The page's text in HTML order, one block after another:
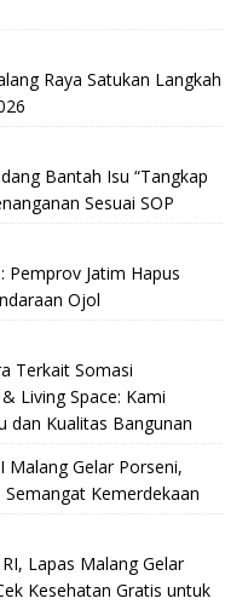
Raya Satukan Langkah
Bantah Isu “Tangkap
Sesuai SOP
Pemprov Jatim Hapus
Ojol
Terkait Somasi
Living Space: Kami
dan Kualitas Bangunan
Malang Gelar Porseni,
Kemerdekaan
Lapas Malang Gelar
Kesehatan Gratis untuk